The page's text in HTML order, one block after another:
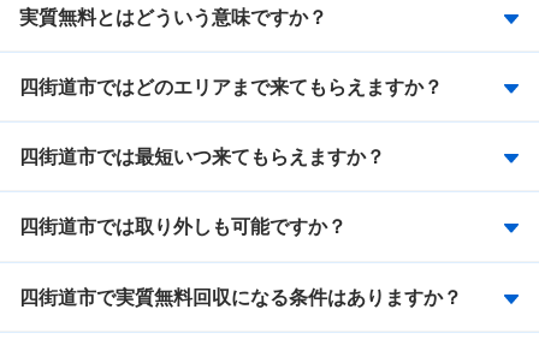
実質無料とはどういう意味ですか？
四街道市ではどのエリアまで来てもらえますか？
四街道市では最短いつ来てもらえますか？
四街道市では取り外しも可能ですか？
四街道市で実質無料回収になる条件はありますか？